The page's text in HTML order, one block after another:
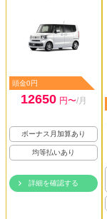
頭金0円
12650 円〜/月
ボーナス月加算あり
均等払いあり
詳細を確認する